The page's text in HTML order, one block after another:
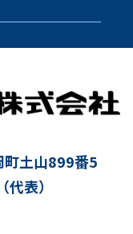
町土山899番5
表）